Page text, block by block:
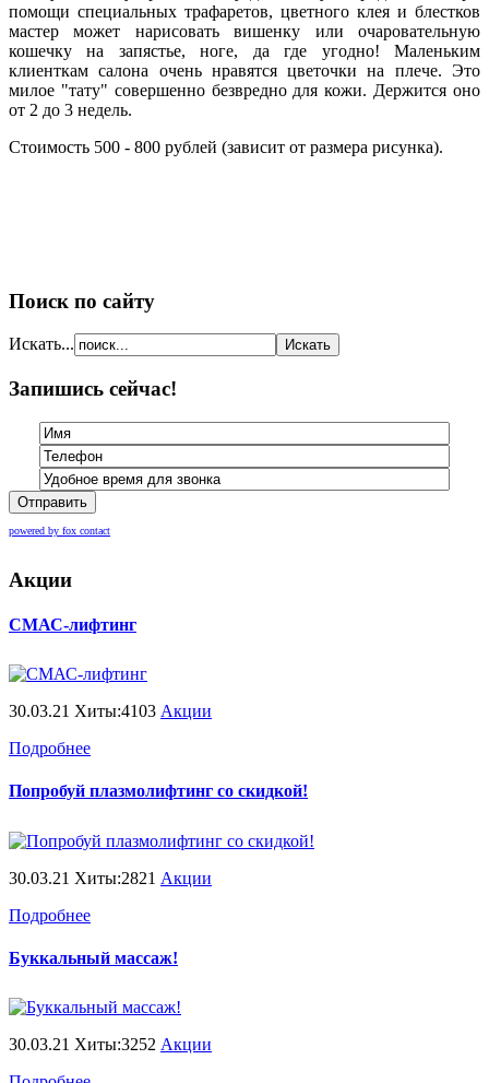
помощи специальных трафаретов, цветного клея и блестков
мастер может нарисовать вишенку или очаровательную
кошечку на запястье, ноге, да где угодно! Маленьким
клиенткам салона очень нравятся цветочки на плече. Это
милое "тату" совершенно безвредно для кожи. Держится оно
от 2 до 3 недель.
Стоимость 500 - 800 рублей (зависит от размера рисунка).
Поиск по сайту
Искать...
Запишись сейчас!
Отправить
powered by fox contact
Акции
СМАС-лифтинг
30.03.21 Хиты:4103 Акции
Подробнее
Попробуй плазмолифтинг со скидкой!
30.03.21 Хиты:2821 Акции
Подробнее
Буккальный массаж!
30.03.21 Хиты:3252 Акции